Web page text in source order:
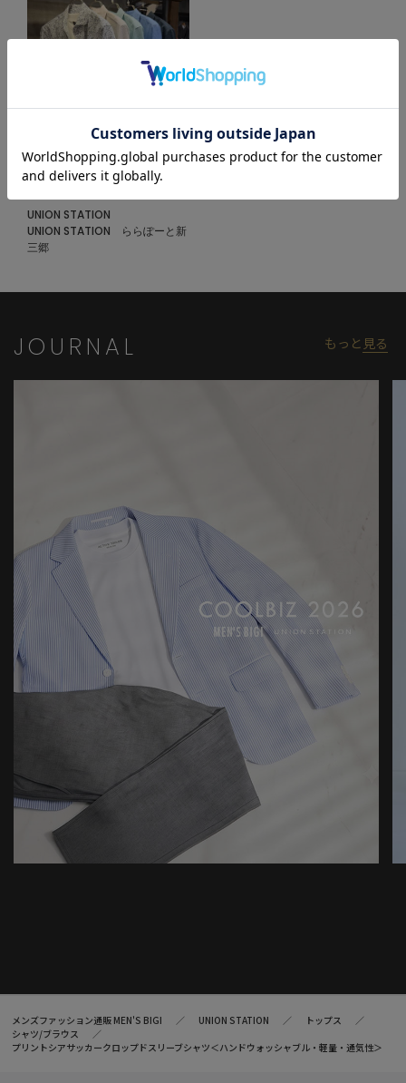
ランドです。
▼Instagram：@unionstation_official
2026.06.21
UNION STATION
UNION STATION ららぽーと新
三郷
JOURNAL もっと 見る
メンズファッション通販 MEN'S BIGI UNION STATION
トップス
シャツ/ブラウス
プリントシアサッカークロップドスリーブシャツ＜ハンドウォッシャブル・軽量・通気性＞